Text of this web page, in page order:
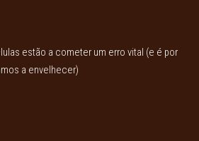
estão a cometer um erro vital (e é por
a envelhecer)